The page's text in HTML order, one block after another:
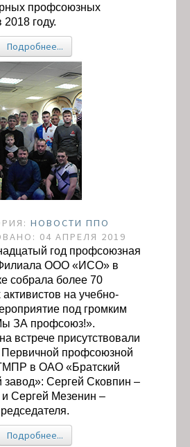
профсоюзных
2018 году.
Подробнее...
НОВОСТИ ППО
04 АПРЕЛЯ 2019
год профсоюзная
ООО «ИСО» в
собрала более 70
на учебно-
под громким
ЗА профсоюз!».
встрече присутствовали
Первичной профсоюзной
в ОАО «Братский
Сергей Сковпин –
и Сергей Мезенин –
Подробнее...